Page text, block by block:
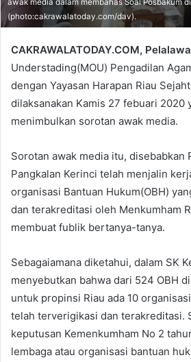
awak media dalam membahas Soal Posbakum
(photo:cakrawalatoday.com/dav).
CAKRAWALATODAY.COM,
Understading(MOU) Pengadilan
dengan Yayasan Harapan Riau
dilaksanakan Kamis 27 febuari 2020
menimbulkan sorotan awak media.
Sorotan awak media itu, disebabkan
Pangkalan Kerinci telah menjalin
organisasi Bantuan Hukum(OBH)
dan terakreditasi oleh Menkumham
membuat fublik bertanya-tanya.
Sebagaiamana diketahui, dalam SK
menyebutkan bahwa dari 524 OBH
untuk propinsi Riau ada 10
telah terverigikasi dan terakreditasi.
keputusan Kemenkumham No 2
lembaga atau organisasi bantuan